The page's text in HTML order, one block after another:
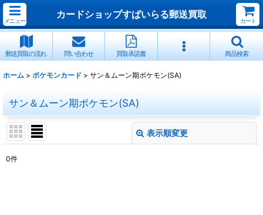
メニュー
カードショップすぱいらる郵送買取
カート
郵送買取の流れ 問い合わせ 買取承諾書 商品検索
ホーム > ポケモンカード > サン＆ムーン期ポケモン(SA)
サン＆ムーン期ポケモン(SA)
表示順変更
0件